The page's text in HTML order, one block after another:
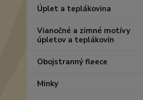
Úplet a teplákovina
Vianočné a zimné motívy
úpletov a teplákovín
Obojstranný fleece
Minky